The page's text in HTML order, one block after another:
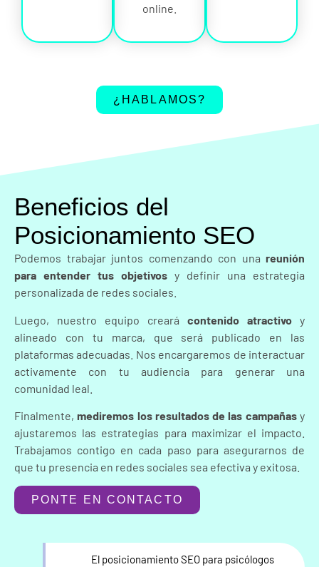
online.
¿HABLAMOS?
Beneficios del
Posicionamiento SEO
Podemos trabajar juntos comenzando con una reunión
para entender tus objetivos y definir una estrategia
personalizada de redes sociales.
Luego, nuestro equipo creará contenido atractivo y
alineado con tu marca, que será publicado en las
plataformas adecuadas. Nos encargaremos de interactuar
activamente con tu audiencia para generar una
comunidad leal.
Finalmente,mediremos los resultados de las campañasy
ajustaremos las estrategias para maximizar el impacto.
Trabajamos contigo en cada paso para asegurarnos de
que tu presencia en redes sociales sea efectiva y exitosa.
PONTE EN CONTACTO
El posicionamiento SEO para psicólogos